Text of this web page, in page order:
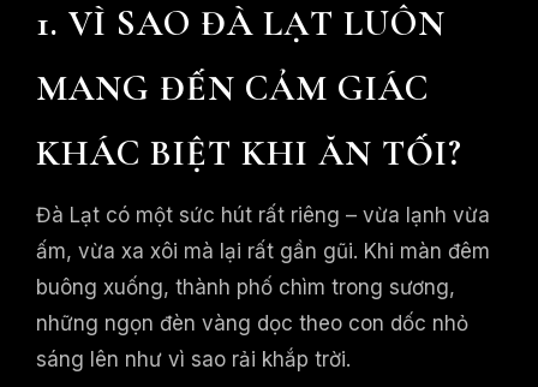
1. VÌ SAO ĐÀ LẠT LUÔN
MANG ĐẾN CẢM GIÁC
KHÁC BIỆT KHI ĂN TỐI?
Đà Lạt có một sức hút rất riêng – vừa lạnh vừa
ấm, vừa xa xôi mà lại rất gần gũi. Khi màn đêm
buông xuống, thành phố chìm trong sương,
những ngọn đèn vàng dọc theo con dốc nhỏ
sáng lên như vì sao rải khắp trời.